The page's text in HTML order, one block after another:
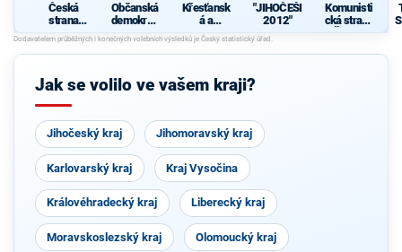
Česká
strana
sociálně
demokrati
cká
Občanská
demokrati
cká strana
Křesťansk
á a
demokrati
cká unie -
Českoslov
strana
"JIHOČEŠI
2012"
Komunisti
cká strana
Čech a
Jak se volilo ve vašem kraji?
Jihočeský kraj Jihomoravský kraj
Karlovarský kraj Kraj Vysočina
Královéhradecký kraj Liberecký kraj
Moravskoslezský kraj Olomoucký kraj